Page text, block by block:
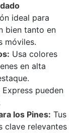
ideal para
bien tanto en
móviles.
Usa colores
en alta
pueden
los Pines: Tus
clave relevantes